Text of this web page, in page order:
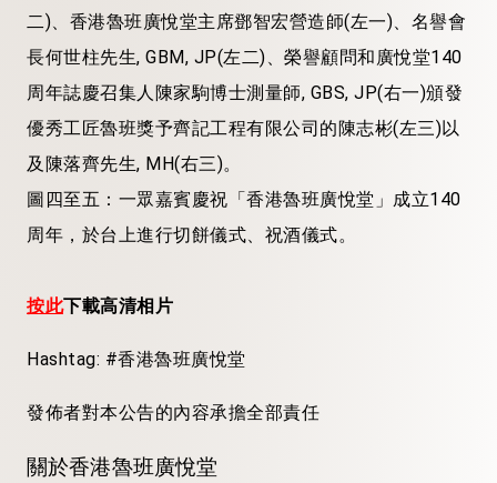
二)、香港魯班廣悅堂主席鄧智宏營造師(左一)、名譽會
長何世柱先生, GBM, JP(左二)、榮譽顧問和廣悅堂140
周年誌慶召集人陳家駒博士測量師, GBS, JP(右一)頒發
優秀工匠魯班獎予齊記工程有限公司的陳志彬(左三)以
及陳落齊先生, MH(右三)。
圖四至五：一眾嘉賓慶祝「香港魯班廣悅堂」成立140
周年，於台上進行切餅儀式、祝酒儀式。
按此下載高清相片
Hashtag: #香港魯班廣悅堂
發佈者對本公告的內容承擔全部責任
關於香港魯班廣悅堂